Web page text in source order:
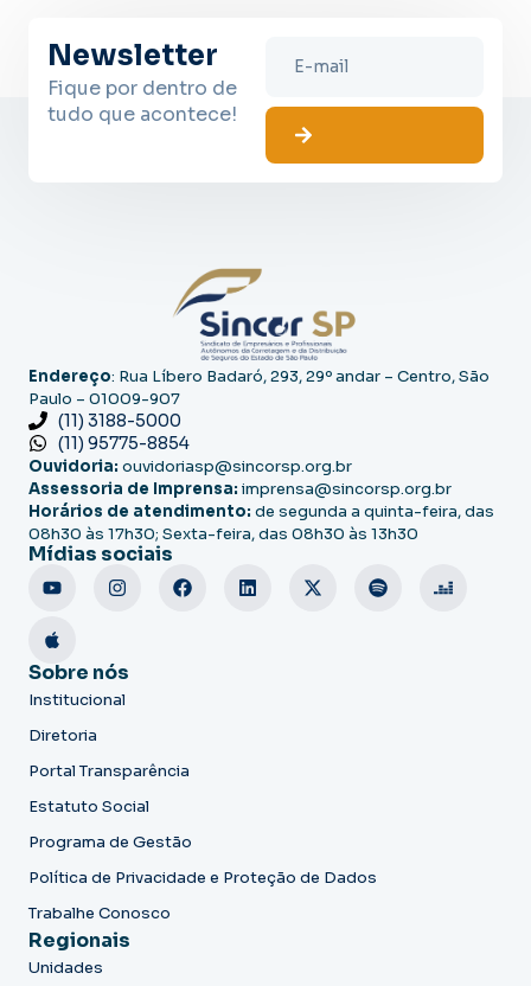
Newsletter
Fique por dentro de
tudo que acontece!
Endereço: Rua Líbero Badaró, 293, 29º andar – Centro, São
Paulo – 01009-907
(11) 3188-5000
(11) 95775-8854
Ouvidoria: ouvidoriasp@sincorsp.org.br
Assessoria de Imprensa: imprensa@sincorsp.org.br
Horários de atendimento: de segunda a quinta-feira, das
08h30 às 17h30; Sexta-feira, das 08h30 às 13h30
Mídias sociais
Sobre nós
Institucional
Diretoria
Portal Transparência
Estatuto Social
Programa de Gestão
Política de Privacidade e Proteção de Dados
Trabalhe Conosco
Regionais
Unidades